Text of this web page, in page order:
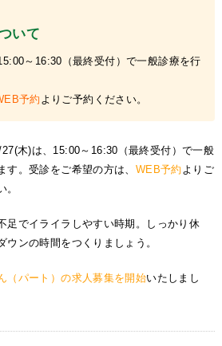
いて
～16:30（最終受付）で一般診療を行
予約よりご予約ください。
木)は、15:00～16:30（最終受付）で一般
す。受診をご希望の方は、 WEB予約 よりご
。
足でイライラしやすい時期。しっかり休
ウンの時間をつくりましょう。
（パート）の求人募集を開始いたしまし